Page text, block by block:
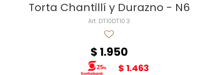
Torta Chantillí y Durazno - N6
DT10DT10.3
$ 1.950
$ 1.463